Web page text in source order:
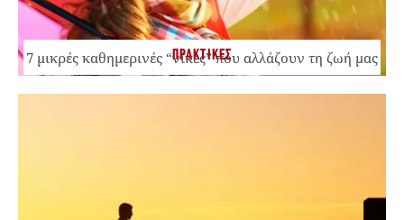
ΠΡΑΚΤΙΚΕΣ
7 μικρές καθημερινές “νίκες” που αλλάζουν τη ζωή μας